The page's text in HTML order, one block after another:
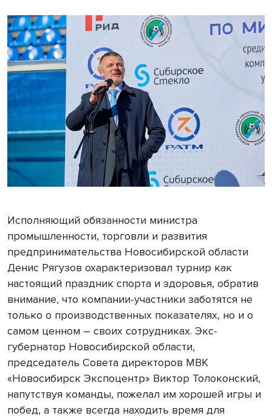
Исполняющий обязанности министра
промышленности, торговли и развития
предпринимательства Новосибирской области
Денис Рягузов охарактеризовал турнир как
настоящий праздник спорта и здоровья, обратив
внимание, что компании-участники заботятся не
только о производственных показателях, но и о
самом ценном – своих сотрудниках. Экс-
губернатор Новосибирской области,
председатель Совета директоров МВК
«Новосибирск Экспоцентр» Виктор Толоконский,
напутствуя команды, пожелал им хорошей игры и
побед, а также всегда находить время для